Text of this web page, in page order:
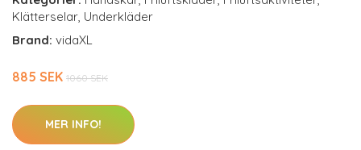
Klätterselar, Underkläder
Brand: vidaXL
885 SEK 1060 SEK
MER INFO!